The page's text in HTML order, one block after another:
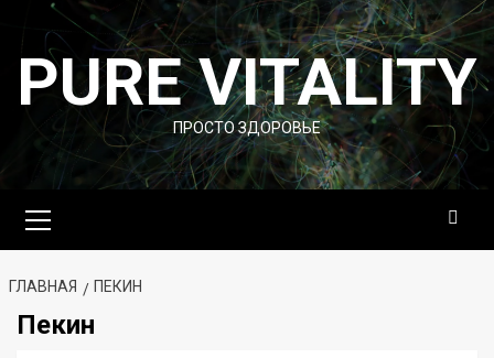
Перейти
содержимому
PURE VITALITY
ПРОСТО ЗДОРОВЬЕ
меню
ГЛАВНАЯ ПЕКИН
Пекин